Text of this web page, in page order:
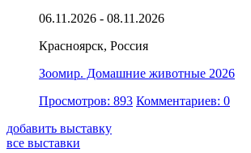
06.11.2026 - 08.11.2026
Красноярск, Россия
Зоомир. Домашние животные 2026
Просмотров: 893 Комментариев: 0
добавить выставку
все выставки